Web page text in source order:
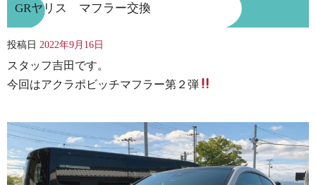
GRヤリス マフラー交換
投稿日 2022年9月16日
スタッフ吉田です。
今回はアクラポビッチマフラー第２弾